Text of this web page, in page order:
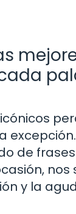
de
y la